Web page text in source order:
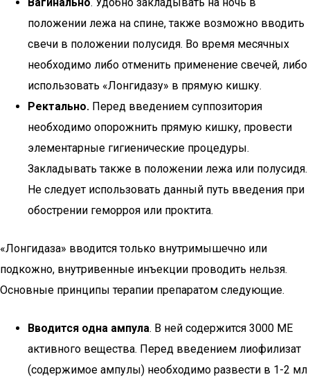
положении лежа на спине, также возможно вводить
свечи в положении полусидя. Во время месячных
необходимо либо отменить применение свечей, либо
использовать «Лонгидазу» в прямую кишку.
Ректально. Перед введением суппозитория
необходимо опорожнить прямую кишку, провести
элементарные гигиенические процедуры.
Закладывать также в положении лежа или полусидя.
Не следует использовать данный путь введения при
обострении геморроя или проктита.
«Лонгидаза» вводится только внутримышечно или
подкожно, внутривенные инъекции проводить нельзя.
Основные принципы терапии препаратом следующие.
Вводится одна ампула. В ней содержится 3000 МЕ
активного вещества. Перед введением лиофилизат
(содержимое ампулы) необходимо развести в 1-2 мл